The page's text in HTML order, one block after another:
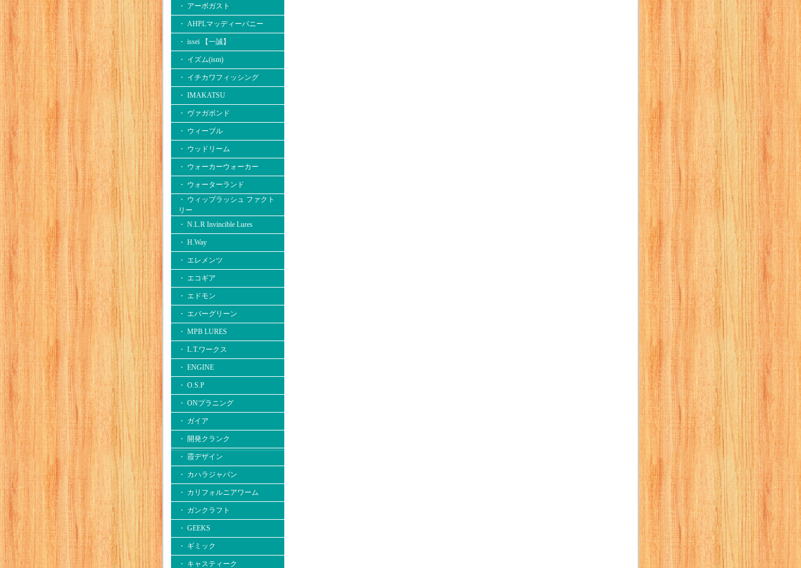
・ アーボガスト
・ AHPLマッディーバニー
・ issei 【一誠】
・ イズム(ism)
・ イチカワフィッシング
・ IMAKATSU
・ ヴァガボンド
・ ウィーブル
・ ウッドリーム
・ ウォーカーウォーカー
・ ウォーターランド
・ ウィップラッシュ ファクト
リー
・ N.L.R Invincible Lures
・ H.Way
・ エレメンツ
・ エコギア
・ エドモン
・ エバーグリーン
・ MPB LURES
・ L.T.ワークス
・ ENGINE
・ O.S.P
・ ONプラニング
・ ガイア
・ 開発クランク
・ 霞デザイン
・ カハラジャパン
・ カリフォルニアワーム
・ ガンクラフト
・ GEEKS
・ ギミック
・ キャスティーク